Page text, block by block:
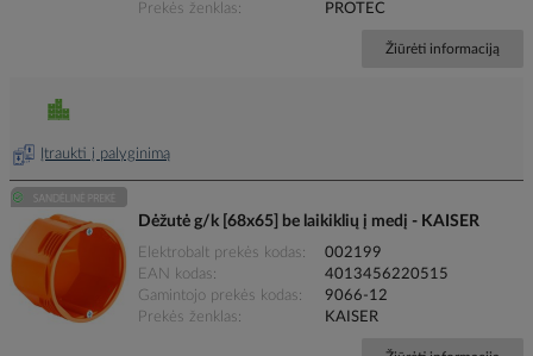
Prekės ženklas
PROTEC
Žiūrėti informaciją
Įtraukti į palyginimą
Dėžutė g/k [68x65] be laikiklių į medį - KAISER
Elektrobalt prekės kodas
002199
EAN kodas
4013456220515
Gamintojo prekės kodas
9066-12
Prekės ženklas
KAISER